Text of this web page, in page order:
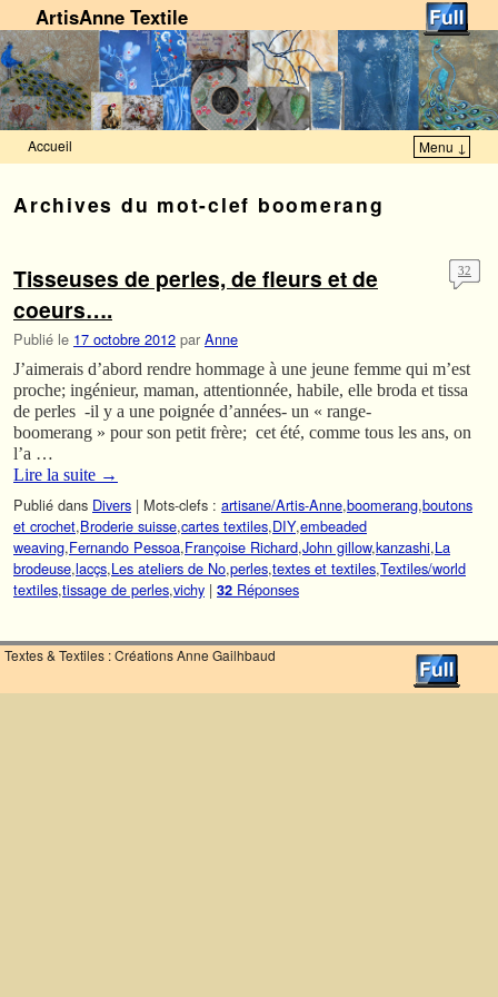
ArtisAnne Textile
Accueil Menu ↓
Archives du mot-clef boomerang
Tisseuses de perles, de fleurs et de
coeurs….
Publié le 17 octobre 2012 par Anne
32
J’aimerais d’abord rendre hommage à une jeune femme qui m’est
proche; ingénieur, maman, attentionnée, habile, elle broda et tissa
de perles -il y a une poignée d’années- un « range-
boomerang » pour son petit frère; cet été, comme tous les ans, on
l’a …
Lire la suite →
Publié dans Divers | Mots-clefs : artisane/Artis-Anne,boomerang,boutons
et crochet,Broderie suisse,cartes textiles,DIY,embeaded
weaving,Fernando Pessoa,Françoise Richard,John gillow,kanzashi,La
brodeuse,lacçs,Les ateliers de No,perles,textes et textiles,Textiles/world
textiles,tissage de perles,vichy | 32 Réponses
Textes & Textiles : Créations Anne Gailhbaud